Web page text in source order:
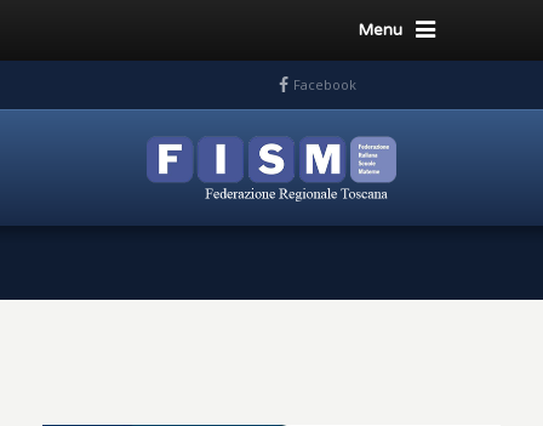
Menu
Facebook